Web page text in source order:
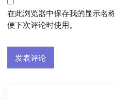
在此浏览器中保存我的显示名
便下次评论时使用。